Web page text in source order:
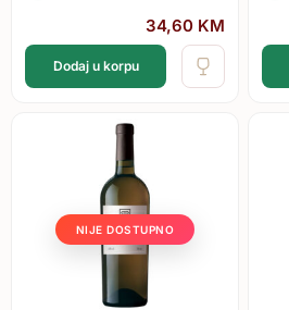
34,60 KM
Dodaj u korpu
NIJE DOSTUPNO